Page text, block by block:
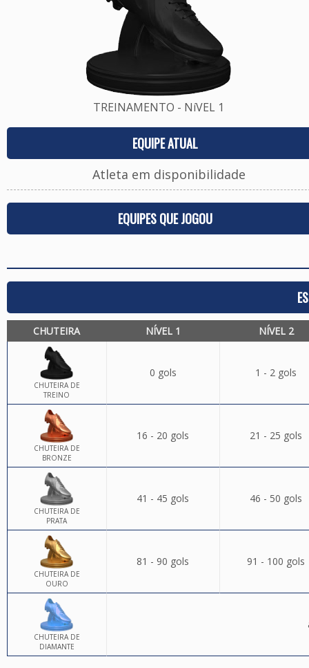
TREINAMENTO - NíVEL 1
EQUIPE ATUAL
Atleta em disponibilidade
EQUIPES QUE JOGOU
CHUTEIRA NÍVEL 1 NÍVEL 2
CHUTEIRA DE
TREINO
0 gols 1 - 2 gols
CHUTEIRA DE
BRONZE
16 - 20 gols 21 - 25 gols
CHUTEIRA DE
PRATA
41 - 45 gols 46 - 50 gols
CHUTEIRA DE
OURO
81 - 90 gols 91 - 100 gols
CHUTEIRA DE
DIAMANTE